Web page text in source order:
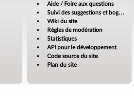
Aide / Foire aux questions
Suivi des suggestions et bogues
Wiki du site
Règles de modération
Statistiques
API pour le développement
Code source du site
Plan du site